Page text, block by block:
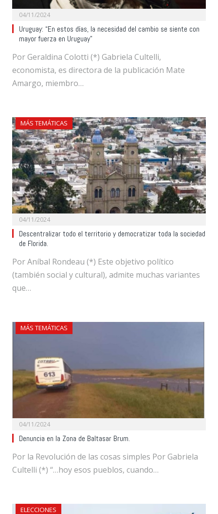
04/11/2024
Uruguay: “En estos días, la necesidad del cambio se siente con
mayor fuerza en Uruguay”
Por Geraldina Colotti (*) Gabriela Cultelli,
economista, es directora de la publicación Mate
Amargo, miembro…
MÁS TEMÁTICAS
04/11/2024
Descentralizar todo el territorio y democratizar toda la sociedad
de Florida.
Por Aníbal Rondeau (*) Este objetivo político
(también social y cultural), admite muchas variantes
que…
MÁS TEMÁTICAS
04/11/2024
Denuncia en la Zona de Baltasar Brum.
Por la Revolución de las cosas simples Por Gabriela
Cultelli (*) “…hoy esos pueblos, cuando…
ELECCIONES